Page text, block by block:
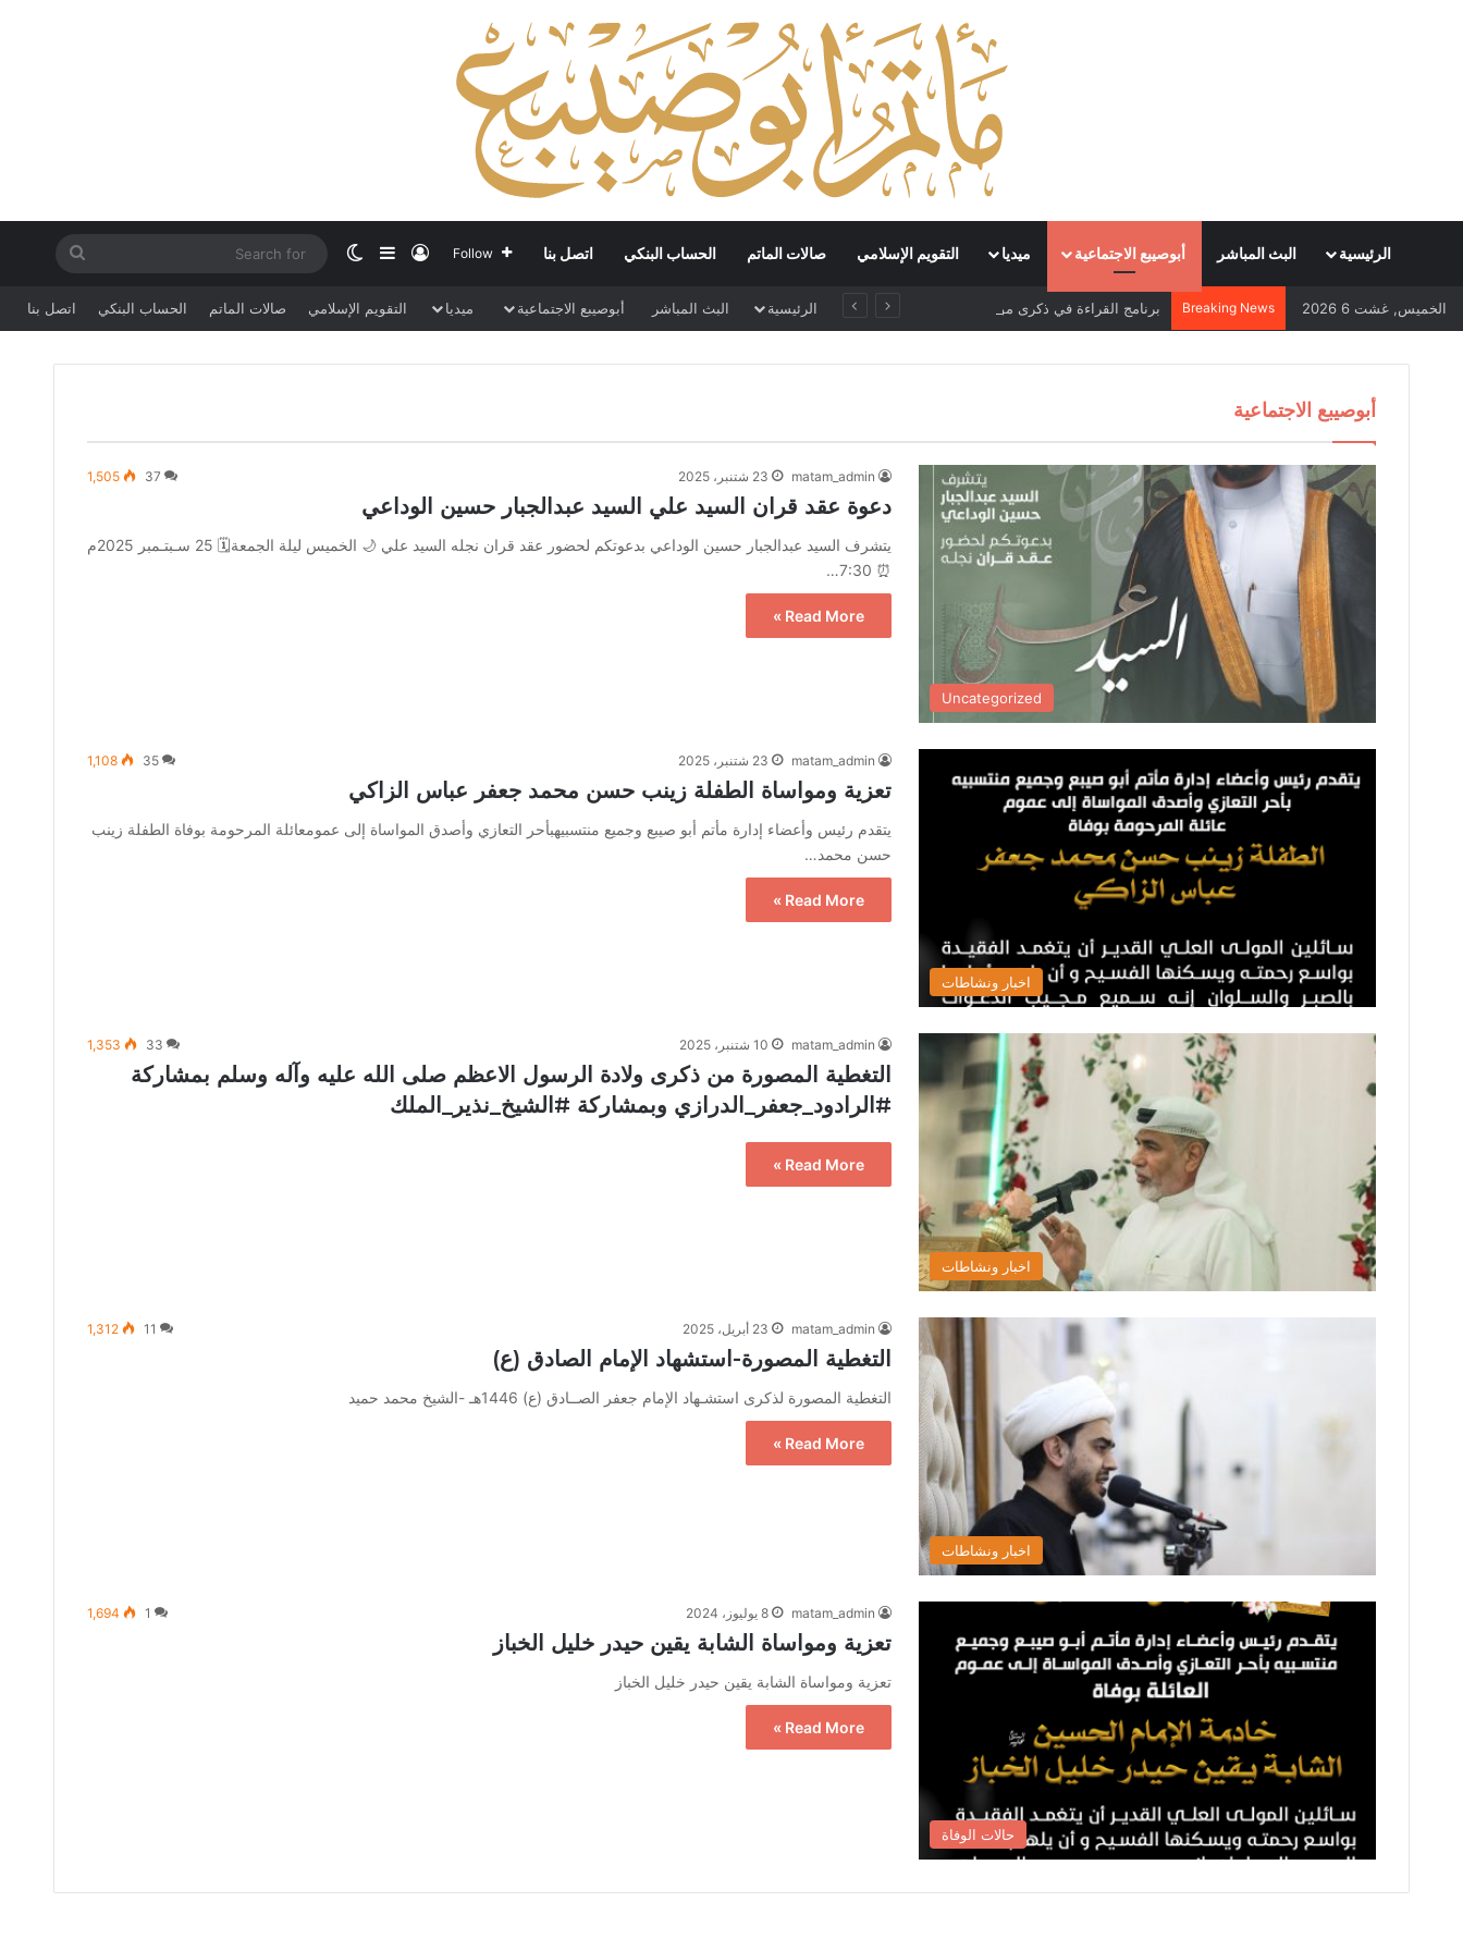
الرئيسية البث المباشر أبوصيبع الاجتماعية ميديا التقويم الإسلامي صالات الماتم الحساب البنكي اتصل بنا Follow
Log In
Sidebar
Switch skin
الخميس, غشت 6 2026 Breaking News الرئيسية البث المباشر أبوصيبع الاجتماعية ميديا التقويم الإسلامي صالات الماتم الحساب البنكي اتصل بنا
أبوصيبع الاجتماعية
Uncategorized
matam_admin 23 شتنبر، 2025 37
1,505
دعوة عقد قران السيد علي السيد عبدالجبار حسين الوداعي
يتشرف السيد عبدالجبار حسين الوداعي بدعوتكم لحضور عقد قران نجله السيد علي 🌙 الخميس ليلة الجمعة🗓️ 25 سـبتـمبر 2025م
⏰ 7:30…
Read More »
اخبار ونشاطات
matam_admin 23 شتنبر، 2025 35
1,108
تعزية ومواساة الطفلة زينب حسن محمد جعفر عباس الزاكي
يتقدم رئيس وأعضاء إدارة مأتم أبو صيبع وجميع منتسبيهبأحر التعازي وأصدق المواساة إلى عمومعائلة المرحومة بوفاة الطفلة زينب
حسن محمد…
Read More »
اخبار ونشاطات
matam_admin 10 شتنبر، 2025 33
1,353
التغطية المصورة من ذكرى ولادة الرسول الاعظم صلى الله عليه وآله وسلم بمشاركة
#الرادود_جعفر_الدرازي وبمشاركة #الشيخ_نذير_الملك
Read More »
اخبار ونشاطات
matam_admin 23 أبريل، 2025 11
1,312
التغطية المصورة-استشهاد الإمام الصادق (ع)
التغطية المصورة لذكرى استشـهاد الإمام جعفر الصــادق (ع) 1446هـ -الشيخ محمد حميد
Read More »
حالات الوفاة
matam_admin 8 يوليوز، 2024 1
1,694
تعزية ومواساة الشابة يقين حيدر خليل الخباز
تعزية ومواساة الشابة يقين حيدر خليل الخباز
Read More »